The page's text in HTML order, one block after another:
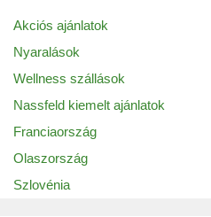
Akciós ajánlatok
Nyaralások
Wellness szállások
Nassfeld kiemelt ajánlatok
Franciaország
Olaszország
Szlovénia